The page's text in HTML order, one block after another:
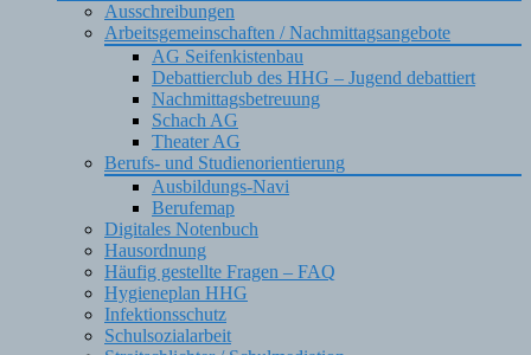
Ausschreibungen
Arbeitsgemeinschaften / Nachmittagsangebote
AG Seifenkistenbau
Debattierclub des HHG – Jugend debattiert
Nachmittagsbetreuung
Schach AG
Theater AG
Berufs- und Studienorientierung
Ausbildungs-Navi
Berufemap
Digitales Notenbuch
Hausordnung
Häufig gestellte Fragen – FAQ
Hygieneplan HHG
Infektionsschutz
Schulsozialarbeit